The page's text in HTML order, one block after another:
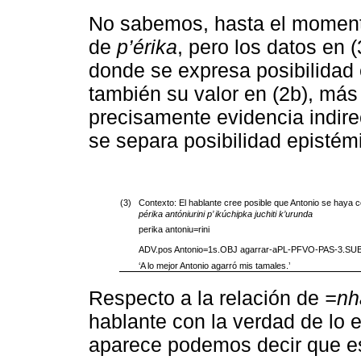
No sabemos, hasta el
de p’érika, pero los datos en
donde se expresa
también su valor en (2b),
precisamente evidencia
se separa posibilidad
(3)
Contexto: El hablante cree posible que Antonio se haya
périka antóniurini p’ ikúchipka juchiti k’urunda
perika antoniu=rini
ADV.pos Antonio=1s.OBJ agarrar-aPL-PFVO-PAS-
‘A lo mejor Antonio agarró mis tamales.’
Respecto a la relación de
hablante con la verdad de lo
aparece podemos decir que